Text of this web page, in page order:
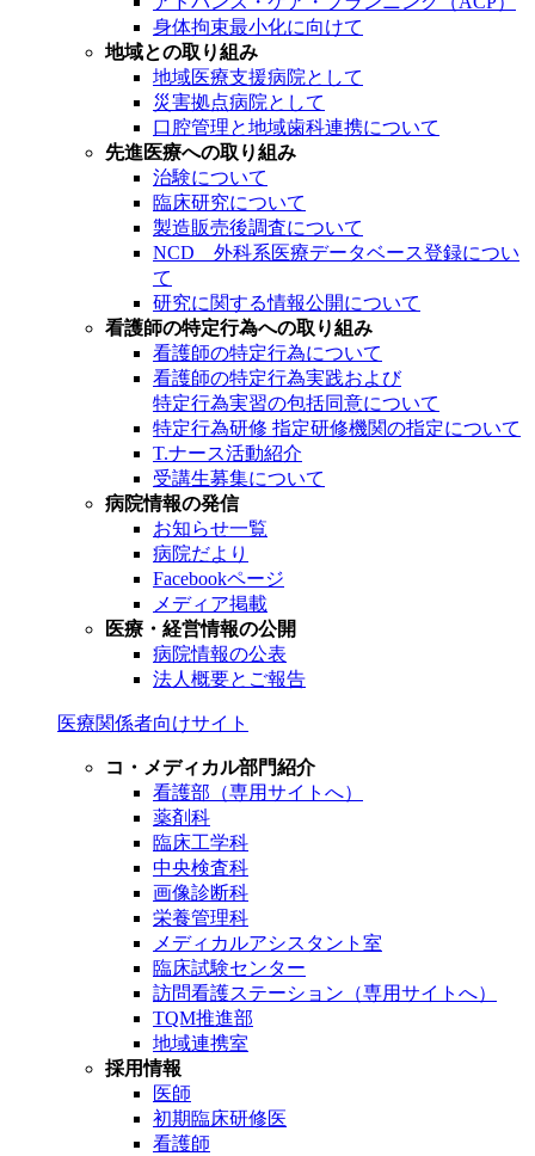
身体拘束最小化に向けて
地域との取り組み
地域医療支援病院として
災害拠点病院として
口腔管理と地域歯科連携について
先進医療への取り組み
治験について
臨床研究について
製造販売後調査について
NCD 外科系医療データベース登録につい
て
研究に関する情報公開について
看護師の特定行為への取り組み
看護師の特定行為について
看護師の特定行為実践および
特定行為実習の包括同意について
特定行為研修 指定研修機関の指定について
T.ナース活動紹介
受講生募集について
病院情報の発信
お知らせ一覧
病院だより
Facebookページ
メディア掲載
医療・経営情報の公開
病院情報の公表
法人概要とご報告
医療関係者向けサイト
コ・メディカル部門紹介
看護部（専用サイトへ）
薬剤科
臨床工学科
中央検査科
画像診断科
栄養管理科
メディカルアシスタント室
臨床試験センター
訪問看護ステーション（専用サイトへ）
TQM推進部
地域連携室
採用情報
医師
初期臨床研修医
看護師